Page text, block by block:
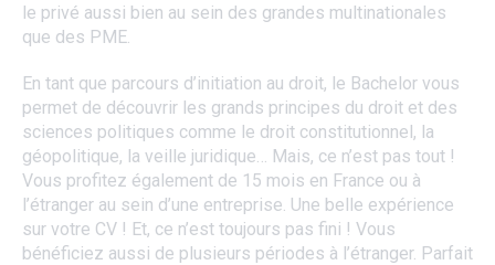
le privé aussi bien au sein des grandes multinationales
que des PME.
En tant que parcours d’initiation au droit, le Bachelor vous
permet de découvrir les grands principes du droit et des
sciences politiques comme le droit constitutionnel, la
géopolitique, la veille juridique… Mais, ce n’est pas tout !
Vous profitez également de 15 mois en France ou à
l’étranger au sein d’une entreprise. Une belle expérience
sur votre CV ! Et, ce n’est toujours pas fini ! Vous
bénéficiez aussi de plusieurs périodes à l’étranger. Parfait